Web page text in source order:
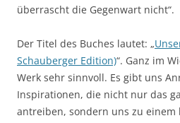
überrascht die Gegenwart nicht“.
Der Titel des Buches lautet: „
Schauberger Edition)“. Ganz im
Werk sehr sinnvoll. Es gibt uns
Inspirationen, die nicht nur das
antreiben, sondern uns zu einem